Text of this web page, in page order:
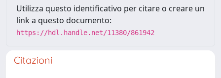
Utilizza questo identificativo per citare o creare un
link a questo documento:
https://hdl.handle.net/11380/861942
Citazioni